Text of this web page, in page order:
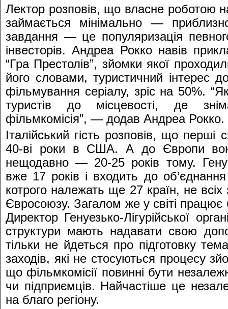
Лектор розповів, що власне роботою
займається мінімально —
завдання — це популяризація
інвесторів. Андреа Рокко навів
“Гра Престолів”, зйомки якої
його словами, туристичний інтерес
фільмування серіалу, зріс на 50%.
туристів до місцевості, де
фільмкомісія”, — додав Андреа Рокко.
Італійський гість розповів, що перші
40-ві роки в США. А до Європи
нещодавно — 20-25 років тому.
вже 17 років і входить до
котрого належать ще 27 країн, не
Євросоюзу. Загалом же у світі працює
Директор Генуезько-Лігурійської
структури мають надавати свою
тільки не йдеться про підготовку
заходів, які не стосуються процесу
що фільмкомісії повинні бути
чи підприємців. Найчастіше це
на благо регіону.